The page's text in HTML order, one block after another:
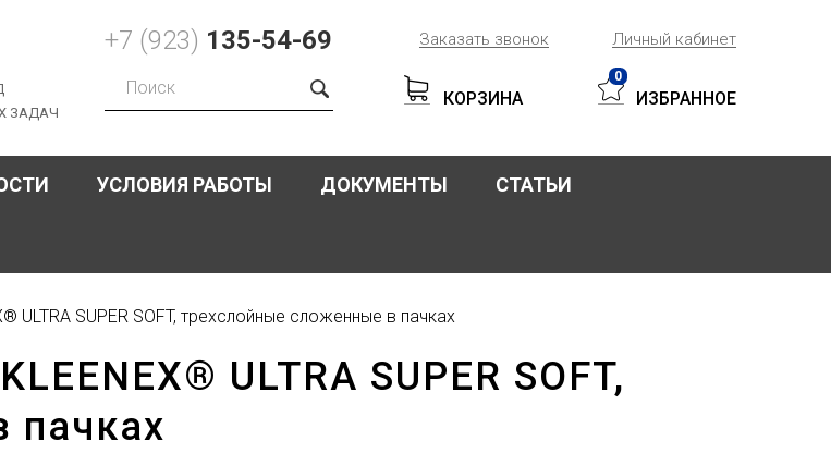
ЗАДАЧ
+7 (923) 135-54-69 Заказать звонок Личный кабинет
Форма
поиска
КОРЗИНА
0
ИЗБРАННОЕ
УСЛОВИЯ РАБОТЫ ДОКУМЕНТЫ СТАТЬИ
ULTRA SUPER SOFT, трехслойные сложенные в пачках
ULTRA SUPER SOFT,
пачках